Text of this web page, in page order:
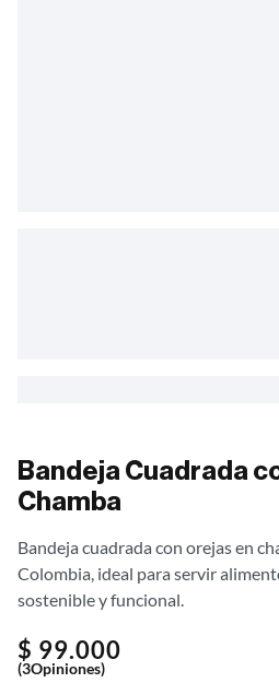
Bandeja Cuadrada
Chamba
Bandeja cuadrada con orejas en
Colombia, ideal para servir
sostenible y funcional.
$ 99.000
(3Opiniones)